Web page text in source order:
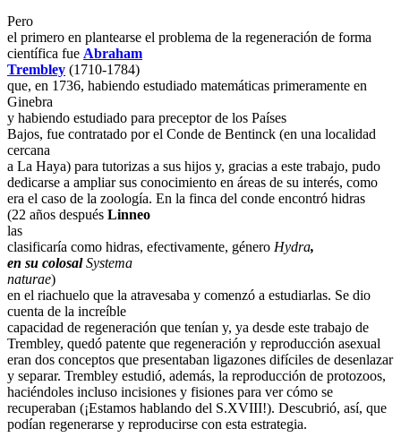
Pero
el primero en plantearse el problema de la regeneración de forma
científica fue Abraham
Trembley (1710-1784)
que, en 1736, habiendo estudiado matemáticas primeramente en
Ginebra
y habiendo estudiado para preceptor de los Países
Bajos, fue contratado por el Conde de Bentinck (en una localidad
cercana
a La Haya) para tutorizas a sus hijos y, gracias a este trabajo, pudo
dedicarse a ampliar sus conocimiento en áreas de su interés, como
era el caso de la zoología. En la finca del conde encontró hidras
(22 años después Linneo
las
clasificaría como hidras, efectivamente, género Hydra,
en su colosalSystema
naturae)
en el riachuelo que la atravesaba y comenzó a estudiarlas. Se dio
cuenta de la increíble
capacidad de regeneración que tenían y, ya desde este trabajo de
Trembley, quedó patente que regeneración y reproducción asexual
eran dos conceptos que presentaban ligazones difíciles de desenlazar
y separar. Trembley estudió, además, la reproducción de protozoos,
haciéndoles incluso incisiones y fisiones para ver cómo se
recuperaban (¡Estamos hablando del S.XVIII!). Descubrió, así, que
podían regenerarse y reproducirse con esta estrategia.